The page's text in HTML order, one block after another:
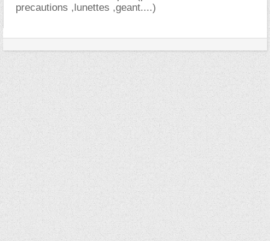
precautions ,lunettes ,geant....)